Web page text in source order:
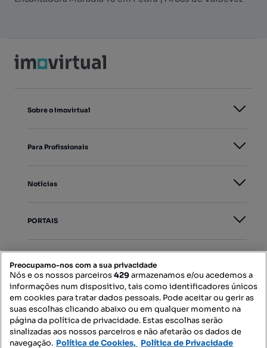
Sobre o Imovirtual
Para Profissionais
Notícias
PORTAIS
Contacte-nos
SIGA-NOS:
Preocupamo-nos com a sua privacidade
Nós e os nossos parceiros429armazenamos e/ou acedemos a
informações num dispositivo, tais como identificadores únicos
em cookies para tratar dados pessoais. Pode aceitar ou gerir as
suas escolhas clicando abaixo ou em qualquer momento na
página da política de privacidade. Estas escolhas serão
sinalizadas aos nossos parceiros e não afetarão os dados de
navegação. Política de Cookies, Política de Privacidade